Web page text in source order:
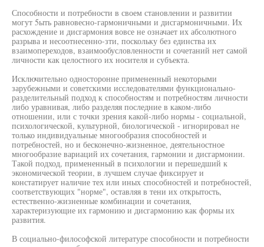
Способности и потребности в своем становлении и развитии
могут 5ыть равновесно-гармоничными и дисгармоничными. Их
расхождение и дисгармония вовсе не означает их абсолютного
разрыва и несоотнесенно-зти, поскольку без единства их
взаимопереходов, взаимообусловленности и сочетаний нет самой
личности как целостного их носителя и субъекта.
Исключительно односторонне примененный некоторыми
зарубежными и советскими исследователями функционально-
разделительный подход к способностям и потребностям личности
либо уравнивая, либо разделяя последние в каком-либо
отношении, или с точки зрения какой-либо нормы - социальной,
психологической, культурной, биологической - игнорировал не
только индивидуальные многообразия способностей и
потребностей, но и бесконечно-жизненное, деятельностное
многообразие вариаций их сочетания, гармонии и дисгармонии.
Такой подход, примененный в психологии и перешедший к
экономической теории, в лучшем случае фиксирует и
констатирует наличие тех или иных способностей и потребностей,
соответствующих "норме", оставляя в тени их открытость,
естественно-жизненные комбинации и сочетания,
характеризующие их гармонию и дисгармонию как формы их
развития.
В социально-философской литературе способности и потребности